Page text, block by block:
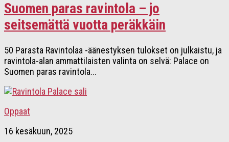
Suomen paras ravintola – jo
seitsemättä vuotta peräkkäin
50 Parasta Ravintolaa -äänestyksen tulokset on julkaistu, ja
ravintola-alan ammattilaisten valinta on selvä: Palace on
Suomen paras ravintola...
Oppaat
16 kesäkuun, 2025